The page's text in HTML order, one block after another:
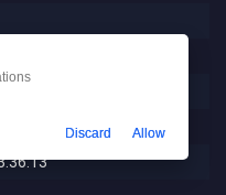
Discard Allow